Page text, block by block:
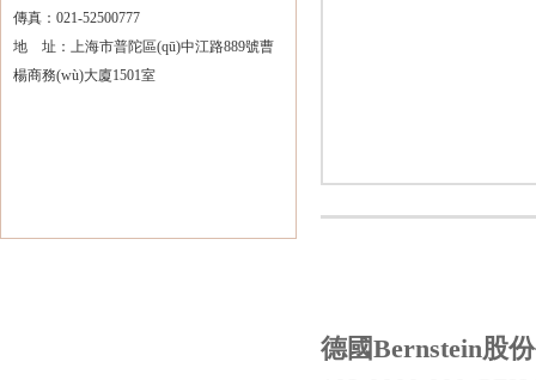
傳真：021-52500777
地 址：上海市普陀區(qū)中江路889號曹
楊商務(wù)大廈1501室
德國Bernstein股